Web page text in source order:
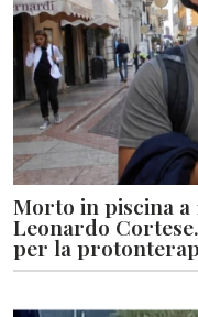
Morto in piscina
Leonardo
per la